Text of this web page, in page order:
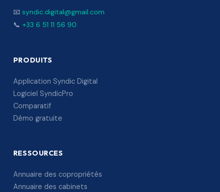
📧 syndic.digital@gmail.com
📞 +33 6 51 11 56 90
PRODUITS
Application Syndic Digital
Logiciel SyndicPro
Comparatif
Démo gratuite
RESSOURCES
Annuaire des copropriétés
Annuaire des cabinets